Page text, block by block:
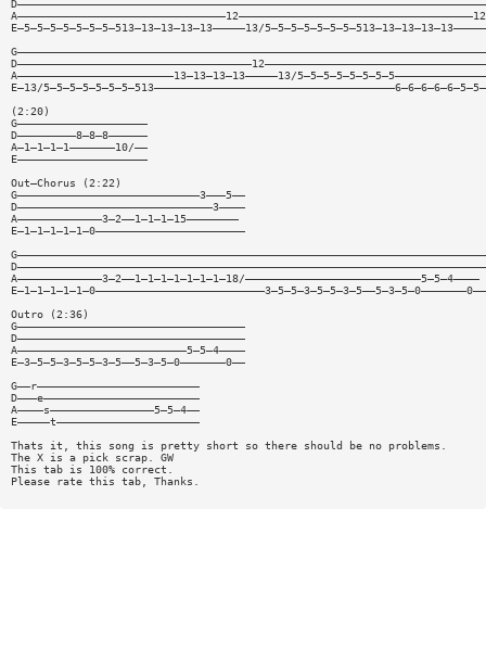
E—5—5—5—5—5—5—5—513—13—13—13—13—————13/5—5—5—5—5—5—5—513—13—13—13—13—————
A————————————————————————13—13—13—13—————13/
E—13/
(2:20)
G————————————————————
D—————————8—8—8——————
A—1—1—1—1———————10/——
E————————————————————
Out—Chorus (2:22)
G————————————————————————————3———5——
D——————————————————————————————3————
A—————————————3—2——1—1—1—15————————
E—1—1—1—1—1—0———————————————————————
G————————————————————————————————————————————————————————————————————————
D————————————————————————————————————————————————————————————————————————
A—————————————3—2——1—1—1—1—1—1—1—18/———————————————————————————5—5—4————
E—1—1—1—1—1—0——————————————————————————3—5—5—3—5—5—3—5——5—3—5—0———————0——
Outro (2:36)
G———————————————————————————————————
D———————————————————————————————————
A——————————————————————————5—5—4————
E—3—5—5—3—5—5—3—5——5—3—5—0———————0——
G——r—————————————————————————
D———e————————————————————————
A————s————————————————5—5—4——
E—————t——————————————————————
Thats it, this song is pretty short so there should be no problems.
The X is a pick scrap. GW
This tab is 100% correct.
Please rate this tab, Thanks.